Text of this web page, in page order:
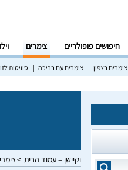
חיפושים פופולריים צימרים
צימרים בצפון צימרים עם בריכה סוויטות
וקיישן – עמוד הבית